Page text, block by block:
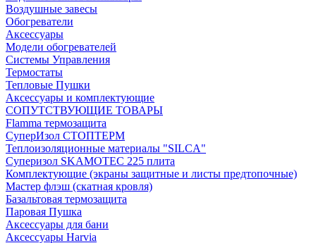
Воздушные завесы
Обогреватели
Аксессуары
Модели обогревателей
Системы Управления
Термостаты
Тепловые Пушки
Аксессуары и комплектующие
СОПУТСТВУЮЩИЕ ТОВАРЫ
Flamma термозащита
СуперИзол СТОПТЕРМ
Теплоизоляционные материалы "SILCA"
Суперизол SKAMOTEC 225 плита
Комплектующие (экраны защитные и листы предтопочные)
Мастер флэш (скатная кровля)
Базальтовая термозащита
Паровая Пушка
Аксессуары для бани
Аксессуары Harvia